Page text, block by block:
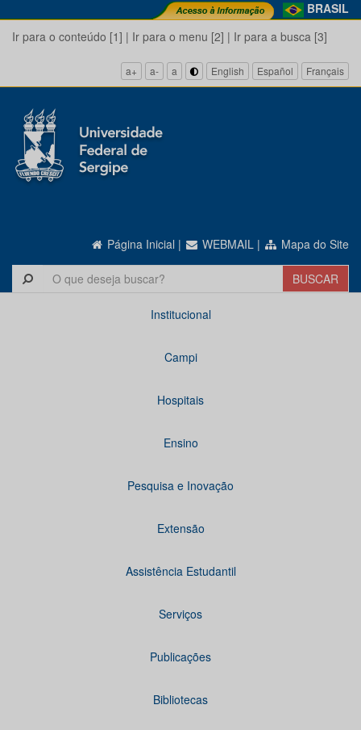
BRASIL
Ir para o conteúdo [1] | Ir para o menu [2] | Ir para a busca [3]
a+ a- a English Español Français
Página Inicial | WEBMAIL | Mapa do Site
Institucional
Campi
Hospitais
Ensino
Pesquisa e Inovação
Extensão
Assistência Estudantil
Serviços
Publicações
Bibliotecas